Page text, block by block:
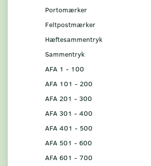
Portomærker
Feltpostmærker
Hæftesammentryk
Sammentryk
AFA 1 - 100
AFA 101 - 200
AFA 201 - 300
AFA 301 - 400
AFA 401 - 500
AFA 501 - 600
AFA 601 - 700